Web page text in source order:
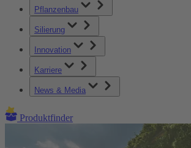
Pflanzenbau
Silierung
Innovation
Karriere
News & Media
Produktfinder